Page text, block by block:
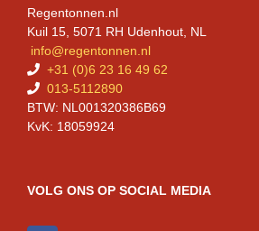
Regentonnen.nl
Kuil 15, 5071 RH Udenhout, NL
info@regentonnen.nl
+31 (0)6 23 16 49 62
013-5112890
BTW: NL001320386B69
KvK: 18059924
VOLG ONS OP SOCIAL MEDIA